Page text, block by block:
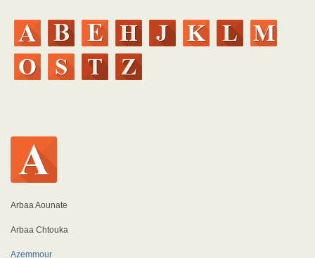
Arbaa Aounate
Arbaa Chtouka
Azemmour